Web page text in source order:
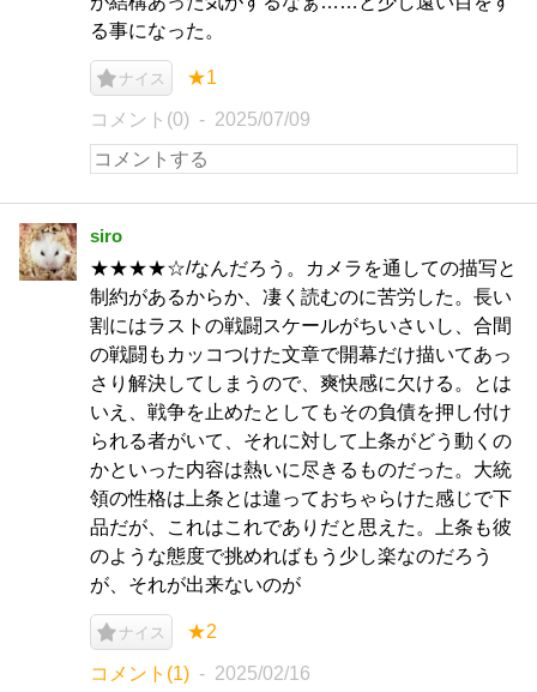
る事になった。
ナイス ★1
コメント(0) 2025/07/09
siro
★★★★☆/なんだろう。カメラを通しての描写と
制約があるからか、凄く読むのに苦労した。長い
割にはラストの戦闘スケールがちいさいし、合間
の戦闘もカッコつけた文章で開幕だけ描いてあっ
さり解決してしまうので、爽快感に欠ける。とは
いえ、戦争を止めたとしてもその負債を押し付け
られる者がいて、それに対して上条がどう動くの
かといった内容は熱いに尽きるものだった。大統
領の性格は上条とは違っておちゃらけた感じで下
品だが、これはこれでありだと思えた。上条も彼
のような態度で挑めればもう少し楽なのだろう
が、それが出来ないのが
ナイス ★2
コメント(1) 2025/02/16